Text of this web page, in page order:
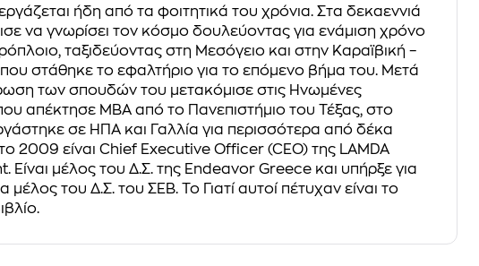
ήδη από τα φοιτητικά του χρόνια. Στα δεκαεννιά
να γνωρίσει τον κόσμο δουλεύοντας για ενάμιση χρόνο
ταξιδεύοντας στη Μεσόγειο και στην Καραϊβική –
που στάθηκε το εφαλτήριο για το επόμενο βήμα του. Μετά
των σπουδών του μετακόμισε στις Ηνωμένες
απέκτησε MBA από το Πανεπιστήμιο του Τέξας, στο
σε ΗΠΑ και Γαλλία για περισσότερα από δέκα
2009 είναι Chief Executive Officer (CEO) της LAMDA
Είναι μέλος του Δ.Σ. της Endeavor Greece και υπήρξε για
μέλος του Δ.Σ. του ΣΕΒ. Το Γιατί αυτοί πέτυχαν είναι το